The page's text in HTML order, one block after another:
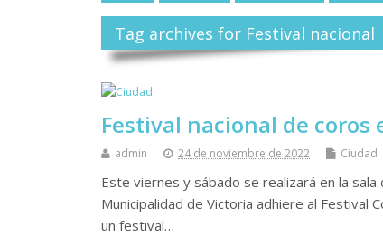
Tag archives for Festival nacional
Festival nacional de coros
admin 24 de noviembre de 2022 Ciudad
Este viernes y sábado se realizará en la
Municipalidad de Victoria adhiere al Festival
un festival…